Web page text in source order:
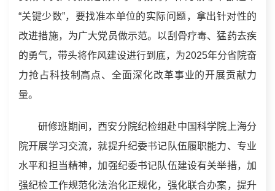
“关键少数”，要找准本单位的实际问题，拿出针对性的
改进措施，为广大党员做示范。以刮骨疗毒、猛药去疾
的勇气，带头将作风建设进行到底，为2025年分省院奋
力抢占科技制高点、全面深化改革事业的开展贡献力
量。
研修班期间，西安分院纪检组赴中国科学院上海分
院开展学习交流，就提升纪委书记队伍履职能力、专业
水平和担当精神，加强纪委书记队伍建设有关举措，加
强纪检工作规范化法治化正规化，强化联合办案，提升